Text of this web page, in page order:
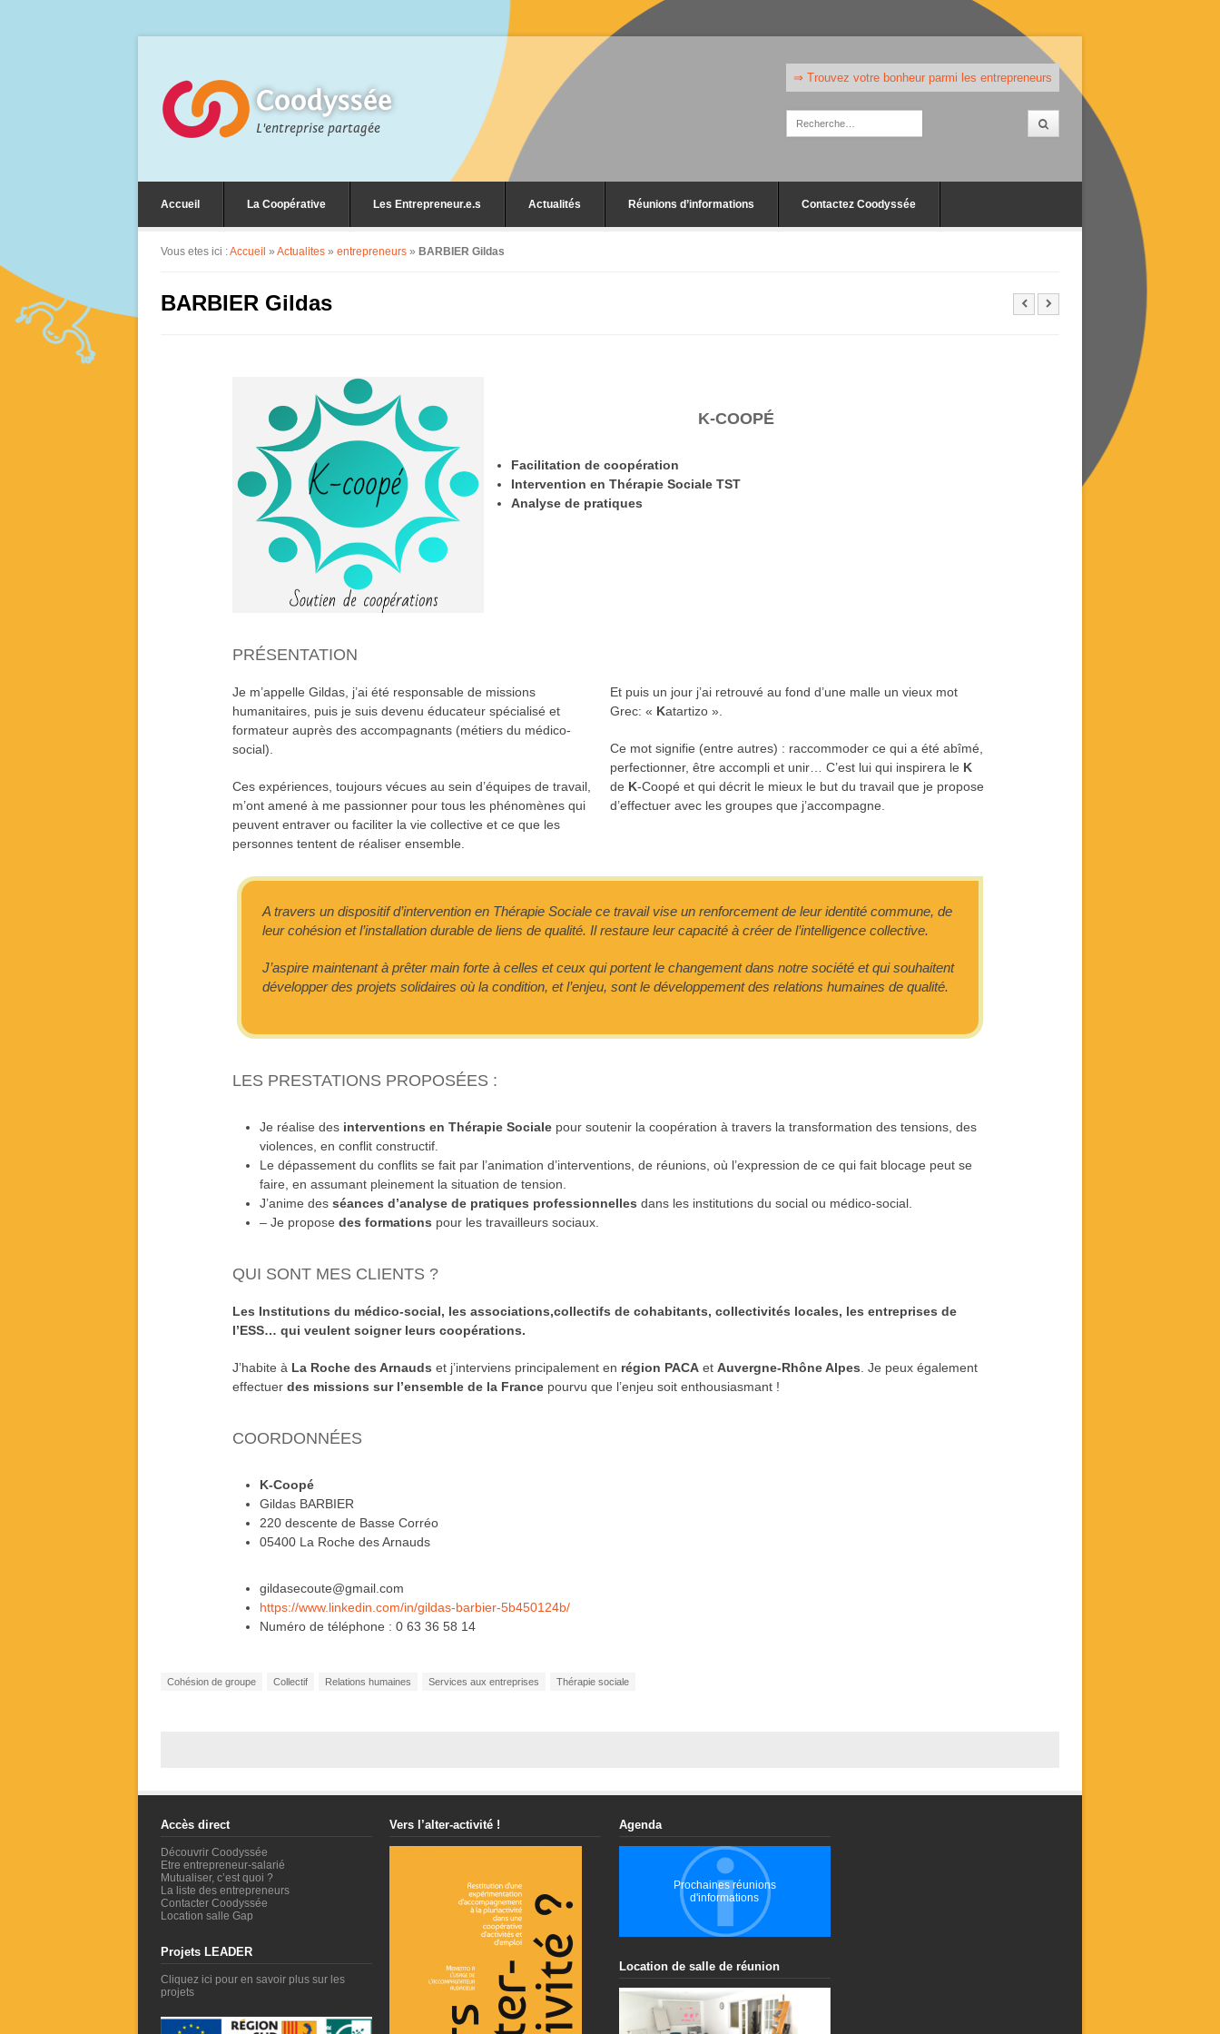
Coodyssée
L'entreprise partagée
⇒ Trouvez votre bonheur parmi les entrepreneurs
Accueil La Coopérative Les Entrepreneur.e.s Actualités Réunions d’informations Contactez Coodyssée
Vous etes ici :Accueil » Actualites » entrepreneurs » BARBIER Gildas
BARBIER Gildas
K-COOPÉ
Facilitation de coopération
Intervention en Thérapie Sociale TST
Analyse de pratiques
PRÉSENTATION
Je m’appelle Gildas, j’ai été responsable de missions
humanitaires, puis je suis devenu éducateur spécialisé et
formateur auprès des accompagnants (métiers du médico-
social).
Ces expériences, toujours vécues au sein d’équipes de travail,
m’ont amené à me passionner pour tous les phénomènes qui
peuvent entraver ou faciliter la vie collective et ce que les
personnes tentent de réaliser ensemble.
Et puis un jour j’ai retrouvé au fond d’une malle un vieux mot
Grec: « Katartizo ».
Ce mot signifie (entre autres) : raccommoder ce qui a été abîmé,
perfectionner, être accompli et unir… C’est lui qui inspirera le K
de K-Coopé et qui décrit le mieux le but du travail que je propose
d’effectuer avec les groupes que j’accompagne.
A travers un dispositif d’intervention en Thérapie Sociale ce travail vise un renforcement de leur identité commune, de
leur cohésion et l’installation durable de liens de qualité. Il restaure leur capacité à créer de l’intelligence collective.
J’aspire maintenant à prêter main forte à celles et ceux qui portent le changement dans notre société et qui souhaitent
développer des projets solidaires où la condition, et l’enjeu, sont le développement des relations humaines de qualité.
LES PRESTATIONS PROPOSÉES :
Je réalise des interventions en Thérapie Sociale pour soutenir la coopération à travers la transformation des tensions, des
violences, en conflit constructif.
Le dépassement du conflits se fait par l’animation d’interventions, de réunions, où l’expression de ce qui fait blocage peut se
faire, en assumant pleinement la situation de tension.
J’anime desséances d’analyse de pratiques professionnelles dans les institutions du social ou médico-social.
– Je proposedes formations pour les travailleurs sociaux.
QUI SONT MES CLIENTS ?
Les Institutions du médico-social, lesassociations,collectifsde cohabitants, collectivités locales, lesentreprises de
l’ESS… qui veulentsoignerleurs coopérations.
J’habite à La Roche des Arnauds et j’interviens principalement en région PACA etAuvergne-Rhône Alpes. Je peux également
effectuerdes missions sur l’ensemble de la France pourvu que l’enjeu soit enthousiasmant !
COORDONNÉES
K-Coopé
Gildas BARBIER
220 descente de Basse Corréo
05400 La Roche des Arnauds
gildasecoute@gmail.com
https://www.linkedin.com/in/gildas-barbier-5b450124b/
Numéro de téléphone : 0 63 36 58 14
Cohésion de groupe Collectif Relations humaines Services aux entreprises Thérapie sociale
Accès direct
Découvrir Coodyssée
Etre entrepreneur-salarié
Mutualiser, c’est quoi ?
La liste des entrepreneurs
Contacter Coodyssée
Location salle Gap
Projets LEADER
Cliquez ici pour en savoir plus sur les
projets
Vers l’alter-activité ! Agenda
Prochaines réunions
d'informations
Location de salle de réunion